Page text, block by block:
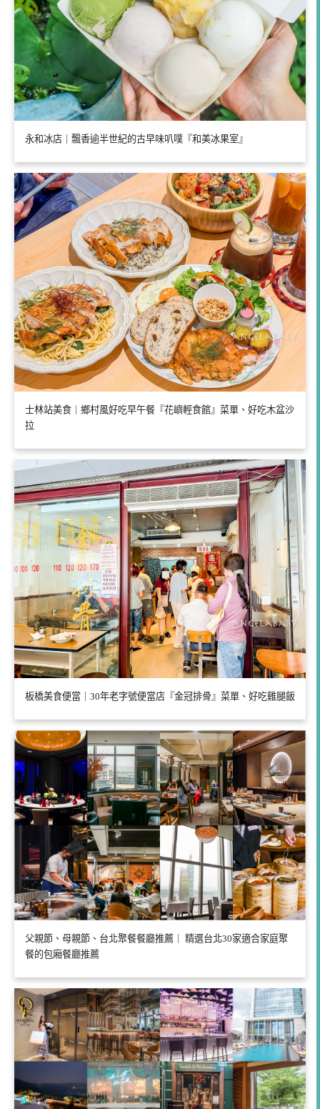
永和冰店｜飄香逾半世紀的古早味叭噗『和美冰果室』
士林站美食｜鄉村風好吃早午餐『花嶼輕食館』菜單、好吃木盆沙
拉
板橋美食便當｜30年老字號便當店『金冠排骨』菜單、好吃雞腿飯
父親節、母親節、台北聚餐餐廳推薦｜ 精選台北30家適合家庭聚
餐的包廂餐廳推薦